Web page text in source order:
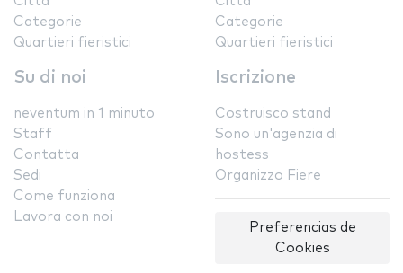
Categorie
Quartieri fieristici
Categorie
Quartieri fieristici
Su di noi
neventum in 1 minuto
Staff
Contatta
Sedi
Come funziona
Lavora con noi
Iscrizione
Costruisco stand
Sono un'agenzia di
hostess
Organizzo Fiere
Preferencias de
Cookies